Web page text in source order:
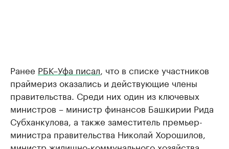
Ранее РБК–Уфа писал, что в списке участников
праймериз оказались и действующие члены
правительства. Среди них один из ключевых
министров – министр финансов Башкирии Рида
Субханкулова, а также заместитель премьер-
министра правительства Николай Хорошилов,